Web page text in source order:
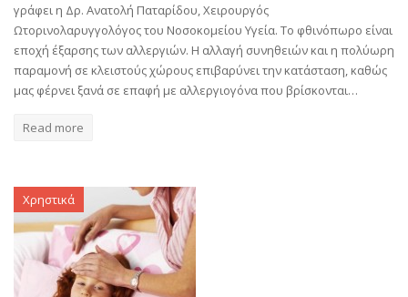
γράφει η Δρ. Ανατολή Παταρίδου, Χειρουργός
Ωτορινολαρυγγολόγος του Νοσοκομείου Υγεία. Το φθινόπωρο είναι
εποχή έξαρσης των αλλεργιών. Η αλλαγή συνηθειών και η πολύωρη
παραμονή σε κλειστούς χώρους επιβαρύνει την κατάσταση, καθώς
μας φέρνει ξανά σε επαφή με αλλεργιογόνα που βρίσκονται…
Read more
Χρηστικά